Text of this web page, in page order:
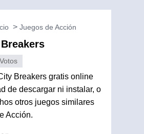
Juegos de Acción
Votos
Breakers gratis online
de descargar ni instalar, o
otros juegos similares
Acción.